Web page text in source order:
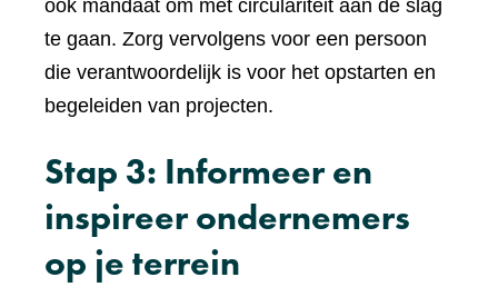
ook mandaat om met circulariteit aan de slag
te gaan. Zorg vervolgens voor een persoon
die verantwoordelijk is voor het opstarten en
begeleiden van projecten.
Stap 3: Informeer en
inspireer ondernemers
op je terrein